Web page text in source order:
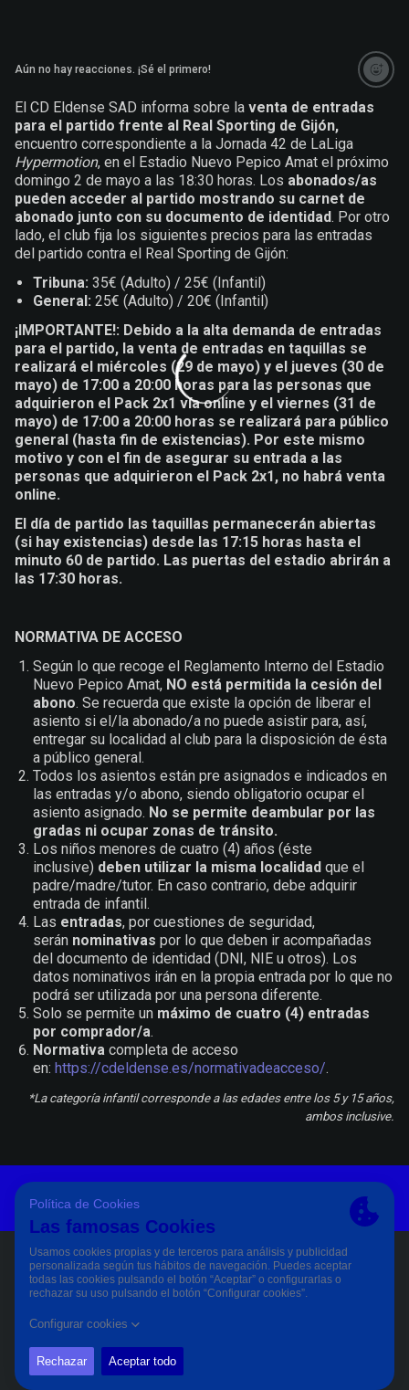
Aún no hay reacciones. ¡Sé el primero!
El CD Eldense SAD informa sobre la venta de entradas
para el partido frente al Real Sporting de Gijón,
encuentro correspondiente a la Jornada 42 de LaLiga
Hypermotion, en el Estadio Nuevo Pepico Amat el próximo
domingo 2 de mayo a las 18:30 horas. Los abonados/as
pueden acceder al partido mostrando su carnet de
abonado junto con su documento de identidad. Por otro
lado, el club fija los siguientes precios para las entradas
del partido contra el Real Sporting de Gijón:
Tribuna: 35€ (Adulto) / 25€ (Infantil)
General: 25€ (Adulto) / 20€ (Infantil)
¡IMPORTANTE!: Debido a la alta demanda de entradas
para el partido, la venta de entradas en taquillas se
realizará el miércoles (29 de mayo) y el jueves (30 de
mayo) de 17:00 a 20:00 horas para las personas que
adquirieron el Pack 2x1 vía online y el viernes (31 de
mayo) de 17:00 a 20:00 horas se realizará para público
general (hasta fin de existencias). Por este mismo
motivo y con el fin de asegurar su entrada a las
personas que adquirieron el Pack 2x1, no habrá venta
online.
El día de partido las taquillas permanecerán abiertas
(si hay existencias) desde las 17:15 horas hasta el
minuto 60 de partido. Las puertas del estadio abrirán a
las 17:30 horas.
NORMATIVA DE ACCESO
Según lo que recoge el Reglamento Interno del Estadio
Nuevo Pepico Amat, NO está permitida la cesión del
abono. Se recuerda que existe la opción de liberar el
asiento si el/la abonado/a no puede asistir para, así,
entregar su localidad al club para la disposición de ésta
a público general.
Todos los asientos están pre asignados e indicados en
las entradas y/o abono, siendo obligatorio ocupar el
asiento asignado. No se permite deambular por las
gradas ni ocupar zonas de tránsito.
Los niños menores de cuatro (4) años (éste
inclusive) deben utilizar la misma localidad que el
padre/madre/tutor. En caso contrario, debe adquirir
entrada de infantil.
Las entradas, por cuestiones de seguridad,
serán nominativas por lo que deben ir acompañadas
del documento de identidad (DNI, NIE u otros). Los
datos nominativos irán en la propia entrada por lo que no
podrá ser utilizada por una persona diferente.
Solo se permite un máximo de cuatro (4) entradas
por comprador/a.
Normativa completa de acceso
en: https://cdeldense.es/normativadeacceso/.
*La categoría infantil corresponde a las edades entre los 5 y 15 años,
ambos inclusive.
Política De Cookies
PÀGINA OFICIAL © CD ELDENSE 2023